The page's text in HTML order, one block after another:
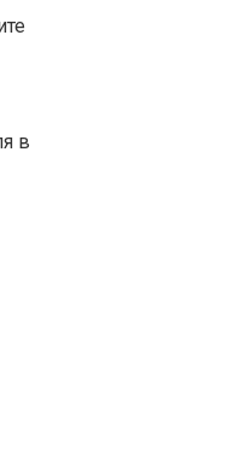
в